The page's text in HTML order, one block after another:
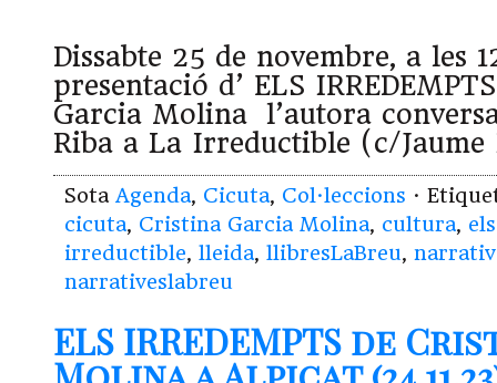
Dissabte 25 de novembre, a les
presentació d’ ELS
Garcia Molina l’autora
Riba a La Irreductible (c/
Sota Agenda, Cicuta, Col·leccions ·
cicuta, Cristina Garcia Molina, cultura,
irreductible, lleida, llibresLaBreu,
narrativeslabreu
ELS IRREDEMPTS de